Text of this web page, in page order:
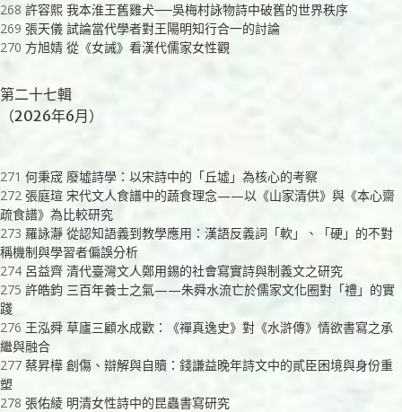
268 許容熙 我本淮王舊雞犬──吳梅村詠物詩中破舊的世界秩序
269 張天儀 試論當代學者對王陽明知行合一的討論
270 方旭婧 從《女誡》看漢代儒家女性觀
第二十七輯
（2026年6月）
271 何秉宬 廢墟詩學：以宋詩中的「丘墟」為核心的考察
272 張庭瑄 宋代文人食譜中的蔬食理念——以《山家清供》與《本心齋
疏食譜》為比較研究
273 羅詠瀞 從認知語義到教學應用：漢語反義詞「軟」、「硬」的不對
稱機制與學習者偏誤分析
274 呂益齊 清代臺灣文人鄭用錫的社會寫實詩與制義文之研究
275 許皓鈞 三百年養士之氣——朱舜水流亡於儒家文化圈對「禮」的實
踐
276 王泓舜 草廬三顧水成歡：《禪真逸史》對《水滸傳》情欲書寫之承
繼與融合
277 蔡昇樺 創傷、辯解與自贖：錢謙益晚年詩文中的貳臣困境與身份重
塑
278 張佑綾 明清女性詩中的昆蟲書寫研究